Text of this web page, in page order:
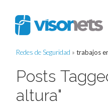
Redes de Seguridad » trabajos
Posts
altura"